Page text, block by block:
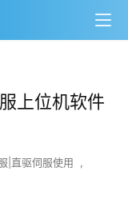
上位机软件
|直驱伺服使用
,